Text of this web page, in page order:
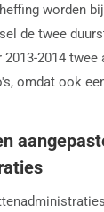
worden
de twee
2014 twee
omdat ook